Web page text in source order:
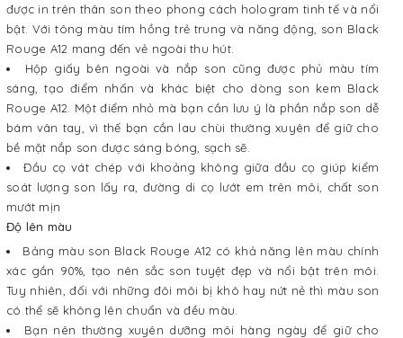
được in trên thân son theo phong cách hologram tinh tế và nổi
bật. Với tông màu tím hồng trẻ trung và năng động, son Black
Rouge A12 mang đến vẻ ngoài thu hút.
Hộp giấy bên ngoài và nắp son cũng được phủ màu tím
sáng, tạo điểm nhấn và khác biệt cho dòng son kem Black
Rouge A12. Một điểm nhỏ mà bạn cần lưu ý là phần nắp son dễ
bám vân tay, vì thế bạn cần lau chùi thường xuyên để giữ cho
bề mặt nắp son được sáng bóng, sạch sẽ.
Đầu cọ vát chép với khoảng không giữa đầu cọ giúp kiểm
soát lượng son lấy ra, đường di cọ lướt em trên môi, chất son
mướt mịn
Độ lên màu
Bảng màu son Black Rouge A12 có khả năng lên màu chính
xác gần 90%, tạo nên sắc son tuyệt đẹp và nổi bật trên môi.
Tuy nhiên, đối với những đôi môi bị khô hay nứt nẻ thì màu son
có thể sẽ không lên chuẩn và đều màu.
Bạn nên thường xuyên dưỡng môi hàng ngày để giữ cho